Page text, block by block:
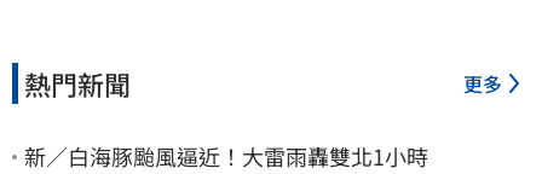
熱門新聞 更多
新／白海豚颱風逼近！大雷雨轟雙北1小時